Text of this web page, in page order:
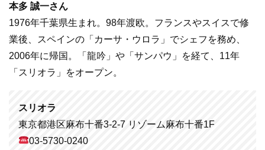
本多 誠一さん
1976年千葉県生まれ。98年渡欧。フランスやスイスで修
業後、スペインの「カーサ・ウロラ」でシェフを務め、
2006年に帰国。「龍吟」や「サンパウ」を経て、11年
「スリオラ」をオープン。
スリオラ
東京都港区麻布十番3-2-7 リゾーム麻布十番1F
03-5730-0240